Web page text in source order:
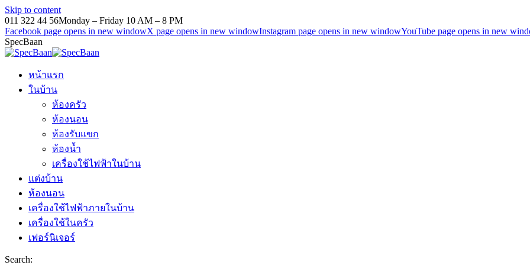
Skip to content
011 322 44 56Monday – Friday 10 AM – 8 PM
Facebook page opens in new windowX page opens in new windowInstagram page opens in new windowYouTube page opens in new
SpecBaan
หน้าแรก
ในบ้าน
ห้องครัว
ห้องนอน
ห้องรับแขก
ห้องน้ำ
เครื่องใช้ไฟฟ้าในบ้าน
แต่งบ้าน
ห้องนอน
เครื่องใช้ไฟฟ้าภายในบ้าน
เครื่องใช้ในครัว
เฟอร์นิเจอร์
Search: